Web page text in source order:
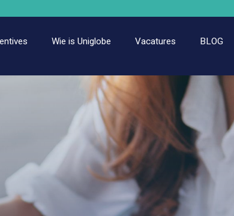
Wie is Uniglobe Vacatures BLOG